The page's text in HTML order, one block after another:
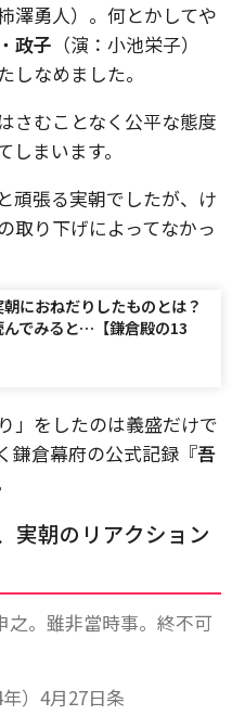
柿澤勇人）。何とかしてや
政子 （演：小池栄子）
しなめました。
さむことなく公平な態度
まいます。
頑張る実朝でしたが、け
取り下げによってなかっ
におねだりしたものとは？
んでみると…【鎌倉殿の13
」をしたのは義盛だけで
鎌倉幕府の公式記録『吾
実朝のリアクション
。雖非當時事。終不可
）4月27日条